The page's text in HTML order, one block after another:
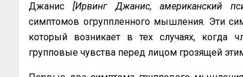
Джанис [Ирвинг Джанис, американский
симптомов огруппленного мышления. Эти
который возникает в тех случаях, когда
групповые чувства перед лицом грозящей